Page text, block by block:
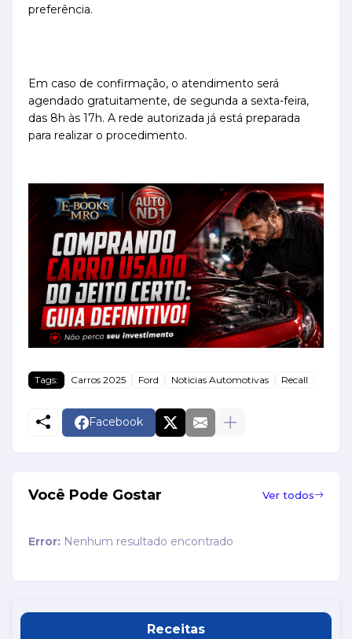
preferência.
Em caso de confirmação, o atendimento será
agendado gratuitamente, de segunda a sexta-feira,
das 8h às 17h. A rede autorizada já está preparada
para realizar o procedimento.
Tags: Carros 2025 Ford Noticias Automotivas Recall
Facebook
Você Pode Gostar Ver todos
Error: Nenhum resultado encontrado
Receitas